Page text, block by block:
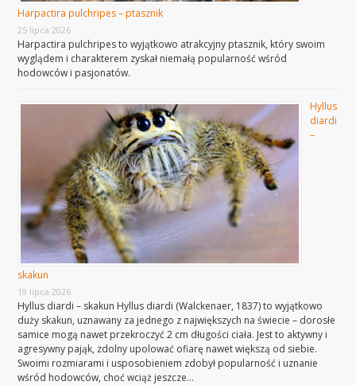
Harpactira pulchripes – ptasznik
25 lipca 2026
Harpactira pulchripes to wyjątkowo atrakcyjny ptasznik, który swoim
wyglądem i charakterem zyskał niemałą popularność wśród
hodowców i pasjonatów.
Hyllus
diardi
–
skakun
19 lipca 2026
Hyllus diardi – skakun Hyllus diardi (Walckenaer, 1837) to wyjątkowo
duży skakun, uznawany za jednego z największych na świecie – dorosłe
samice mogą nawet przekroczyć 2 cm długości ciała. Jest to aktywny i
agresywny pająk, zdolny upolować ofiarę nawet większą od siebie.
Swoimi rozmiarami i usposobieniem zdobył popularność i uznanie
wśród hodowców, choć wciąż jeszcze…